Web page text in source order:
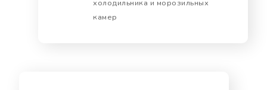
холодильника и морозильных
камер